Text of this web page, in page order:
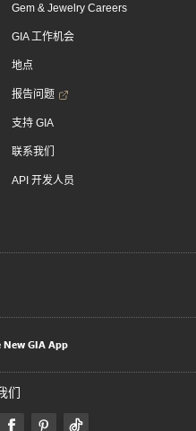
Gem & Jewelry Careers
GIA 工作机会
地点
报告问题
支持 GIA
联系我们
API 开发人员
GIA App
们